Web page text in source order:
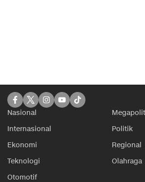
Nasional
Internasional
Politik
Ekonomi
Regional
Teknologi
Olahraga
Otomotif